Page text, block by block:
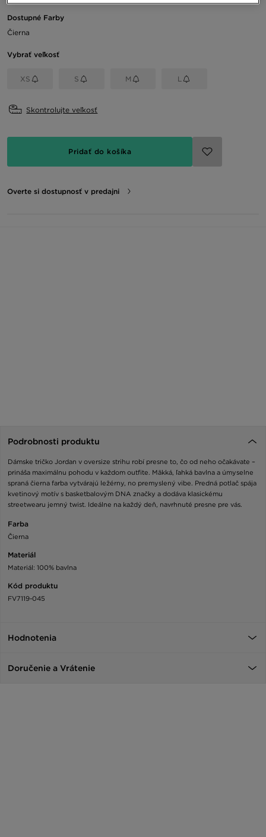
Dostupné Farby
Čierna
Vybrať veľkosť
XS S M L
Skontrolujte veľkosť
Pridať do košíka
Overte si dostupnosť v predajni
Podrobnosti produktu
Dámske tričko Jordan v oversize strihu robí presne to, čo od neho očakávate –
prináša maximálnu pohodu v každom outfite. Mäkká, ľahká bavlna a úmyselne
spraná čierna farba vytvárajú ležérny, no premyslený vibe. Predná potlač spája
kvetinový motív s basketbalovým DNA značky a dodáva klasickému
streetwearu jemný twist. Ideálne na každý deň, navrhnuté presne pre vás.
Farba
Čierna
Materiál
Materiál: 100% bavlna
Kód produktu
FV7119-045
Hodnotenia
Doručenie a Vrátenie